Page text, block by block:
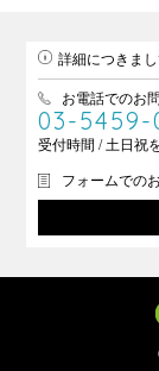
詳細につきま
お電話でのお
03-5459-
受付時間 / 土日祝
フォームでの